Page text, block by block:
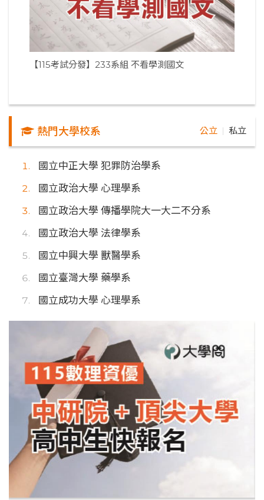
【115考試分發】233系組 不看學測國文
熱門大學校系 公立 ｜ 私立
國立中正大學 犯罪防治學系
國立政治大學 心理學系
國立政治大學 傳播學院大一大二不分系
國立政治大學 法律學系
國立中興大學 獸醫學系
國立臺灣大學 藥學系
國立成功大學 心理學系